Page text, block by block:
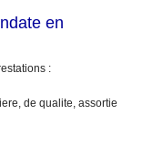
en
:
de qualite, assortie